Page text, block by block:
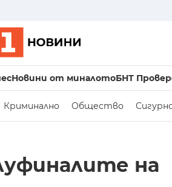
Новини от миналотоБНТ
Криминално Общество
на